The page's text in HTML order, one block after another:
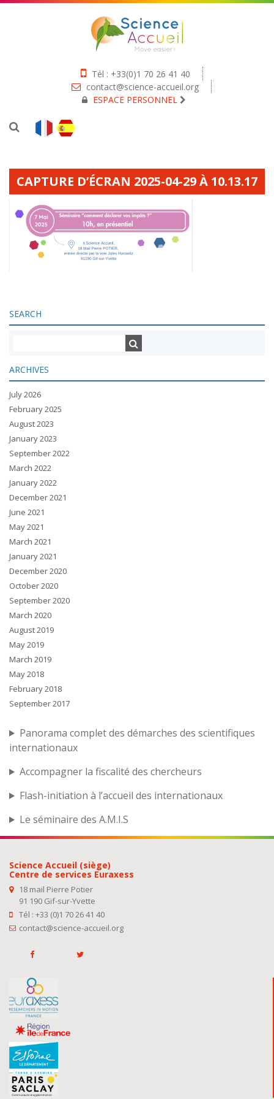
Tél : +33(0)1 70 26 41 40
contact@science-accueil.org
ESPACE PERSONNEL
CAPTURE D’ÉCRAN 2025-04-29 À 10.13.17
SEARCH
ARCHIVES
July 2026
February 2025
August 2023
January 2023
September 2022
March 2022
January 2022
December 2021
June 2021
May 2021
March 2021
January 2021
December 2020
October 2020
September 2020
March 2020
August 2019
May 2019
March 2019
May 2018
February 2018
September 2017
Panorama complet des démarches des scientifiques
internationaux
Accompagner la fiscalité des chercheurs
Flash-initiation à l’accueil des internationaux
Le séminaire des A.M.I.S
Science Accueil (siège)
Centre de services Euraxess
18 mail Pierre Potier
91 190 Gif-sur-Yvette
Tél : +33 (0)1 70 26 41 40
contact@science-accueil.org